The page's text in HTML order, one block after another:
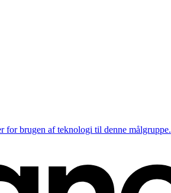
brugen af teknologi til denne målgruppe.